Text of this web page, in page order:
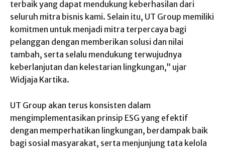
terbaik yang dapat mendukung keberhasilan dari
seluruh mitra bisnis kami. Selain itu, UT Group memiliki
komitmen untuk menjadi mitra terpercaya bagi
pelanggan dengan memberikan solusi dan nilai
tambah, serta selalu mendukung terwujudnya
keberlanjutan dan kelestarian lingkungan,” ujar
Widjaja Kartika.
UT Group akan terus konsisten dalam
mengimplementasikan prinsip ESG yang efektif
dengan memperhatikan lingkungan, berdampak baik
bagi sosial masyarakat, serta menjunjung tata kelola